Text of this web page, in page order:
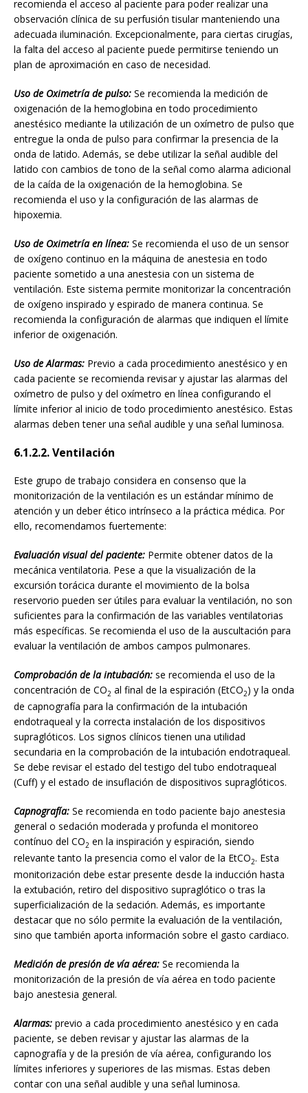
recomienda el acceso al paciente para poder realizar una
observación clínica de su perfusión tisular manteniendo una
adecuada iluminación. Excepcionalmente, para ciertas cirugías,
la falta del acceso al paciente puede permitirse teniendo un
plan de aproximación en caso de necesidad.
Uso de Oximetría de pulso: Se recomienda la medición de
oxigenación de la hemoglobina en todo procedimiento
anestésico mediante la utilización de un oxímetro de pulso que
entregue la onda de pulso para confirmar la presencia de la
onda de latido. Además, se debe utilizar la señal audible del
latido con cambios de tono de la señal como alarma adicional
de la caída de la oxigenación de la hemoglobina. Se
recomienda el uso y la configuración de las alarmas de
hipoxemia.
Uso de Oximetría en línea: Se recomienda el uso de un sensor
de oxígeno continuo en la máquina de anestesia en todo
paciente sometido a una anestesia con un sistema de
ventilación. Este sistema permite monitorizar la concentración
de oxígeno inspirado y espirado de manera continua. Se
recomienda la configuración de alarmas que indiquen el límite
inferior de oxigenación.
Uso de Alarmas: Previo a cada procedimiento anestésico y en
cada paciente se recomienda revisar y ajustar las alarmas del
oxímetro de pulso y del oxímetro en línea configurando el
límite inferior al inicio de todo procedimiento anestésico. Estas
alarmas deben tener una señal audible y una señal luminosa.
6.1.2.2. Ventilación
Este grupo de trabajo considera en consenso que la
monitorización de la ventilación es un estándar mínimo de
atención y un deber ético intrínseco a la práctica médica. Por
ello, recomendamos fuertemente:
Evaluación visual del paciente: Permite obtener datos de la
mecánica ventilatoria. Pese a que la visualización de la
excursión torácica durante el movimiento de la bolsa
reservorio pueden ser útiles para evaluar la ventilación, no son
suficientes para la confirmación de las variables ventilatorias
más específicas. Se recomienda el uso de la auscultación para
evaluar la ventilación de ambos campos pulmonares.
Comprobación de la intubación: se recomienda el uso de la
concentración de CO2 al final de la espiración (EtCO2) y la onda
de capnografía para la confirmación de la intubación
endotraqueal y la correcta instalación de los dispositivos
supraglóticos. Los signos clínicos tienen una utilidad
secundaria en la comprobación de la intubación endotraqueal.
Se debe revisar el estado del testigo del tubo endotraqueal
(Cuff) y el estado de insuflación de dispositivos supraglóticos.
Capnografía: Se recomienda en todo paciente bajo anestesia
general o sedación moderada y profunda el monitoreo
contínuo del CO2 en la inspiración y espiración, siendo
relevante tanto la presencia como el valor de la EtCO2. Esta
monitorización debe estar presente desde la inducción hasta
la extubación, retiro del dispositivo supraglótico o tras la
superficialización de la sedación. Además, es importante
destacar que no sólo permite la evaluación de la ventilación,
sino que también aporta información sobre el gasto cardiaco.
Medición de presión de vía aérea: Se recomienda la
monitorización de la presión de vía aérea en todo paciente
bajo anestesia general.
Alarmas: previo a cada procedimiento anestésico y en cada
paciente, se deben revisar y ajustar las alarmas de la
capnografía y de la presión de vía aérea, configurando los
límites inferiores y superiores de las mismas. Estas deben
contar con una señal audible y una señal luminosa.